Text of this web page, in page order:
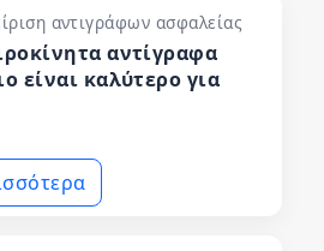
αντιγράφων ασφαλείας
αντίγραφα
είναι καλύτερο για